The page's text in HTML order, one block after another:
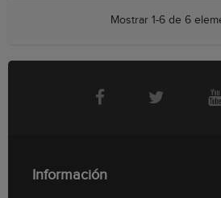
Mostrar 1-6 de 6
Información